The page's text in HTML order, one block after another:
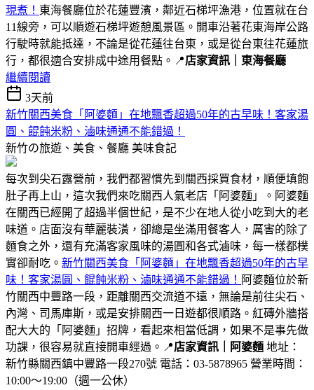
現煮！ 東海餐廳位於花蓮豐濱，鄰近石梯坪漁港，位置就在台
11線旁，可以順遊石梯坪遊憩風景區。開車沿著花東海岸公路
行駛時就能抵達，不論是從花蓮往台東，或是從台東往花蓮旅
行，都很適合安排成中途用餐點。📍店家資訊｜東海餐廳
繼續閱讀
3天前
新竹關西美食「阿婆麵」在地飄香超過50年的古早味！客家湯
圓、餛飩米粉、滷味通通不能錯過！
新竹の旅遊、美食、餐廳 美味食記
每次到尖石露營前，我們都習慣先到關西採買食材，順便填飽
肚子再上山，這次我們來吃關西人氣老店「阿婆麵」。阿婆麵
在關西已經開了超過半個世紀，是不少在地人從小吃到大的老
味道。店面沒有華麗裝潢，卻總是坐滿用餐客人，厲害的除了
麵食之外，還有充滿客家風味的湯圓和各式滷味，每一樣都樸
實卻耐吃。 新竹關西美食「阿婆麵」在地飄香超過50年的古早
味！客家湯圓、餛飩米粉、滷味通通不能錯過！ 阿婆麵位於新
竹關西中豐路一段，距離關西交流道不遠，無論是前往尖石、
內灣、司馬庫斯，或是安排關西一日遊都很順路。紅磚外牆搭
配大大的「阿婆麵」招牌，看起來相當低調，如果不是事先做
功課，很容易就直接開車經過。📍店家資訊｜阿婆麵 地址：
新竹縣關西鎮中豐路一段270號 電話：03-5878965 營業時間：
10:00～19:00（週一公休）